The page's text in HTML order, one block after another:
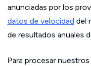
anunciadas por los
datos de velocidad del
de resultados anuales
Para procesar